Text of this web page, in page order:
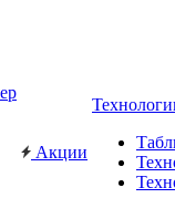
Акции